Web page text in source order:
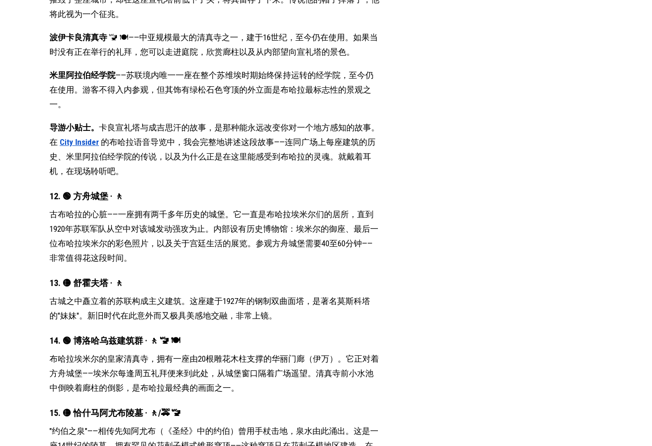
将此视为一个征兆。
波伊卡良清真寺 🚾 🍽——中亚规模最大的清真寺之一，建于16世纪，至今仍在使用。如果当
时没有正在举行的礼拜，您可以走进庭院，欣赏廊柱以及从内部望向宣礼塔的景色。
米里阿拉伯经学院——苏联境内唯一一座在整个苏维埃时期始终保持运转的经学院，至今仍
在使用。游客不得入内参观，但其饰有绿松石色穹顶的外立面是布哈拉最标志性的景观之
一。
导游小贴士。 卡良宣礼塔与成吉思汗的故事，是那种能永远改变你对一个地方感知的故事。
在 City Insider 的布哈拉语音导览中，我会完整地讲述这段故事——连同广场上每座建筑的历
史、米里阿拉伯经学院的传说，以及为什么正是在这里能感受到布哈拉的灵魂。就戴着耳
机，在现场聆听吧。
12. 🟢 方舟城堡 · 🚶
古布哈拉的心脏——一座拥有两千多年历史的城堡。它一直是布哈拉埃米尔们的居所，直到
1920年苏联军队从空中对该城发动强攻为止。内部设有历史博物馆：埃米尔的御座、最后一
位布哈拉埃米尔的彩色照片，以及关于宫廷生活的展览。参观方舟城堡需要40至60分钟——
非常值得花这段时间。
13. 🟡 舒霍夫塔 · 🚶
古城之中矗立着的苏联构成主义建筑。这座建于1927年的钢制双曲面塔，是著名莫斯科塔
的"妹妹"。新旧时代在此意外而又极具美感地交融，非常上镜。
14. 🟢 博洛哈乌兹建筑群 · 🚶 🚾 🍽
布哈拉埃米尔的皇家清真寺，拥有一座由20根雕花木柱支撑的华丽门廊（伊万）。它正对着
方舟城堡——埃米尔每逢周五礼拜便来到此处，从城堡窗口隔着广场遥望。清真寺前小水池
中倒映着廊柱的倒影，是布哈拉最经典的画面之一。
15. 🟡 恰什马阿尤布陵墓 · 🚶/🚕 🚾
"约伯之泉"——相传先知阿尤布（《圣经》中的约伯）曾用手杖击地，泉水由此涌出。这是一